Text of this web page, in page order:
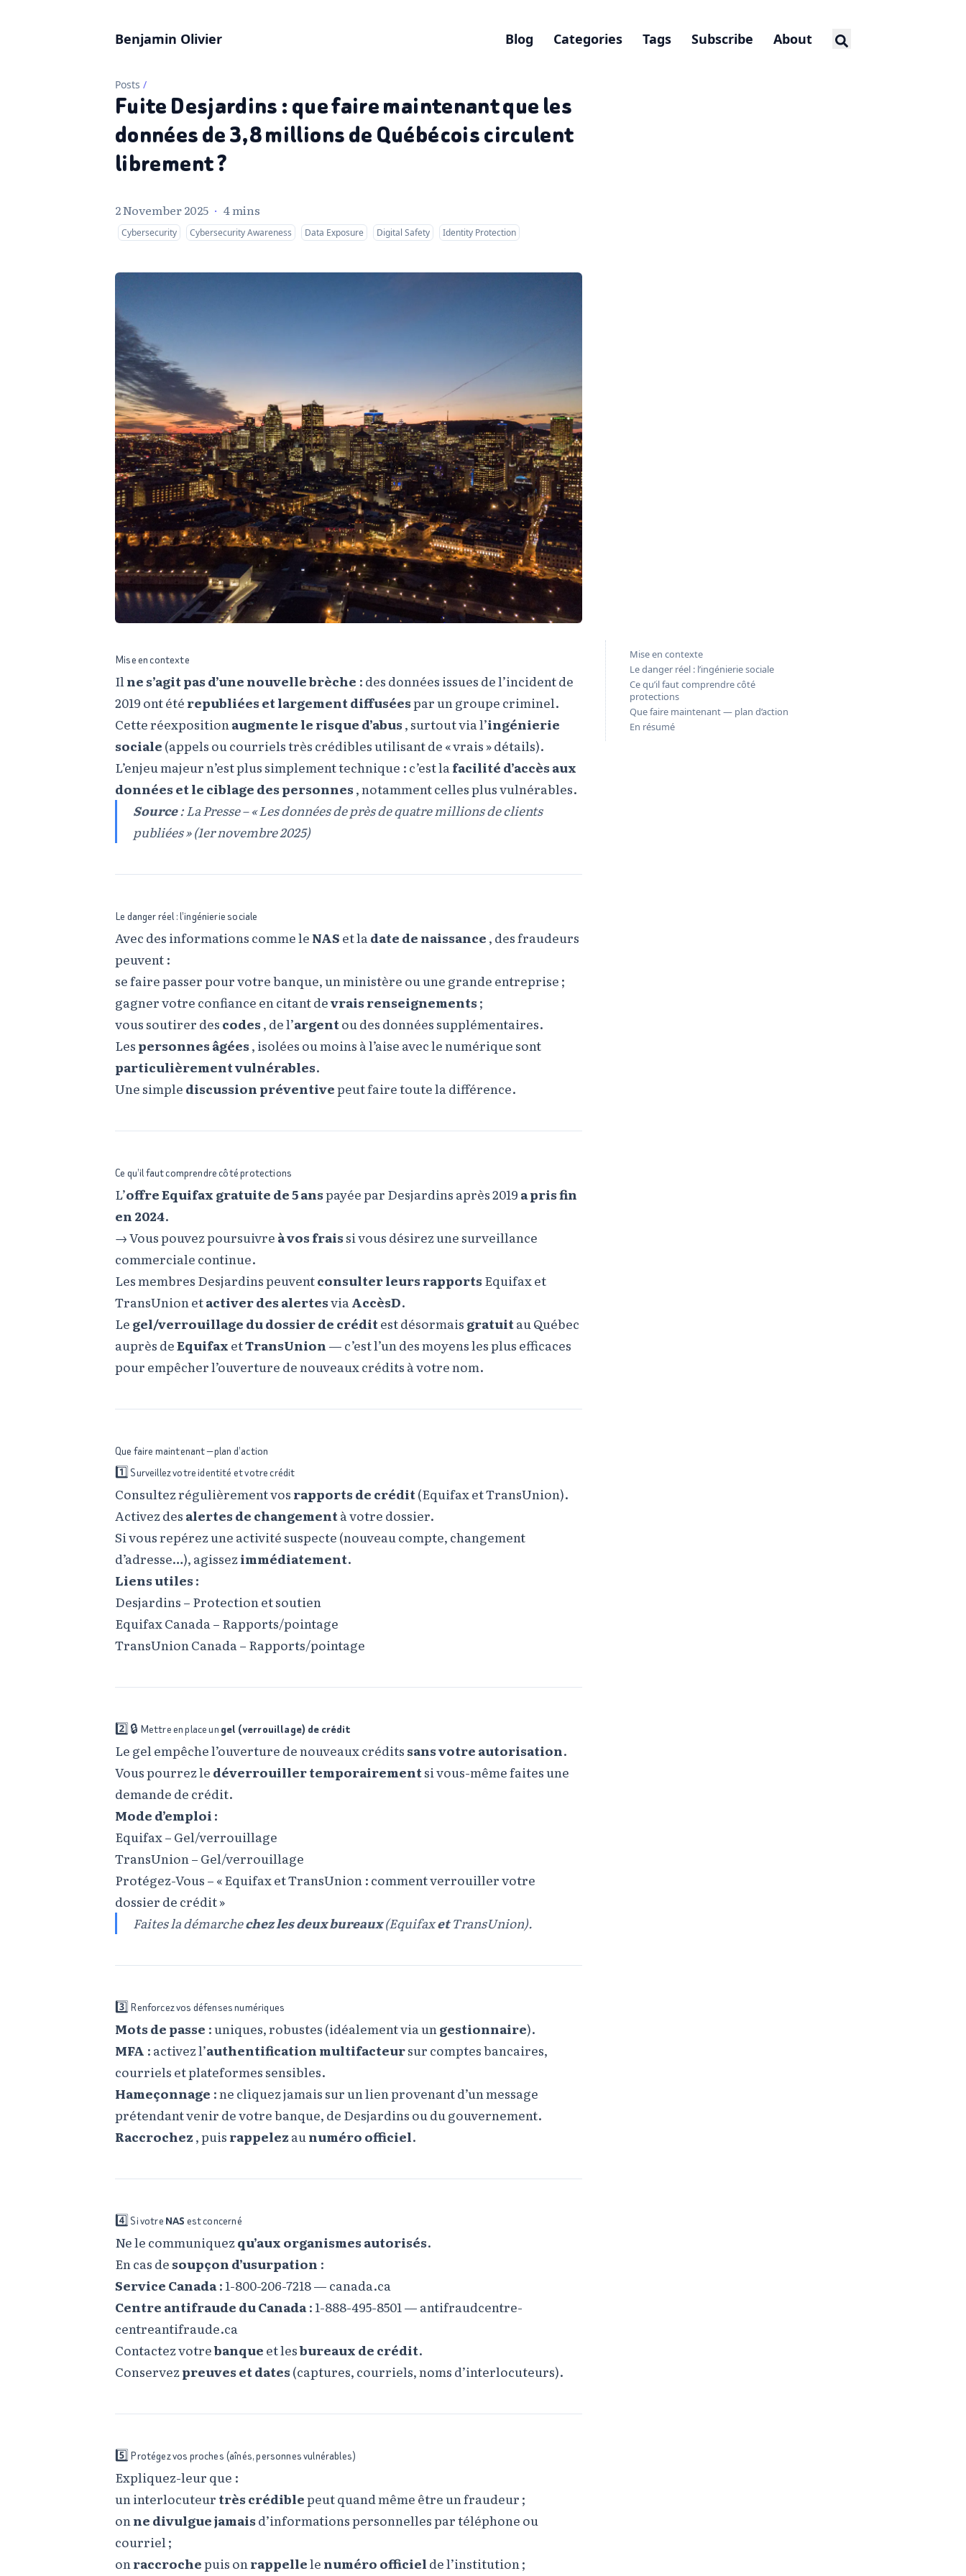
Benjamin Olivier Blog Categories Tags Subscribe About
Posts /
Fuite Desjardins : que faire maintenant que les
données de 3,8 millions de Québécois circulent
librement ?
2 November 2025 · 4 mins
Cybersecurity Cybersecurity Awareness Data Exposure Digital Safety Identity Protection
Mise en contexte
Le danger réel : l’ingénierie sociale
Ce qu’il faut comprendre côté
protections
Que faire maintenant — plan d’action
En résumé
Mise en contexte
Il ne s’agit pas d’une nouvelle brèche : des données issues de l’incident de
2019 ont été republiées et largement diffuséespar un groupe criminel.
Cette réexposition augmente le risque d’abus , surtout via l’ingénierie
sociale (appels ou courriels très crédibles utilisant de « vrais » détails).
L’enjeu majeur n’est plus simplement technique : c’est la facilité d’accès aux
données et le ciblage des personnes , notamment celles plus vulnérables.
Source: La Presse – « Les données de près de quatre millions de clients
publiées » (1er novembre 2025)
Le danger réel : l’ingénierie sociale
Avec des informations comme le NAS et la date de naissance , des fraudeurs
peuvent :
se faire passer pour votre banque, un ministère ou une grande entreprise ;
gagner votre confiance en citant devrais renseignements ;
vous soutirer des codes , de l’argentou des données supplémentaires.
Les personnes âgées , isolées ou moins à l’aise avec le numérique sont
particulièrement vulnérables.
Une simple discussion préventivepeut faire toute la différence.
Ce qu’il faut comprendre côté protections
L’offre Equifax gratuite de 5 anspayée par Desjardins après 2019 a pris fin
en 2024.
→ Vous pouvez poursuivre à vos fraissi vous désirez une surveillance
commerciale continue.
Les membres Desjardins peuventconsulter leurs rapports Equifax et
TransUnion etactiver des alertesvia AccèsD.
Le gel/verrouillage du dossier de créditest désormais gratuitau Québec
auprès deEquifax etTransUnion — c’est l’un des moyens les plus efficaces
pour empêcher l’ouverture de nouveaux crédits à votre nom.
Que faire maintenant — plan d’action
1️⃣ Surveillez votre identité et votre crédit
Consultez régulièrement vos rapports de crédit(Equifax et TransUnion).
Activez des alertes de changementà votre dossier.
Si vous repérez une activité suspecte (nouveau compte, changement
d’adresse…), agissezimmédiatement.
Liens utiles :
Desjardins – Protection et soutien
Equifax Canada – Rapports/pointage
TransUnion Canada – Rapports/pointage
2️⃣ 🔒 Mettre en place un gel (verrouillage) de crédit
Le gel empêche l’ouverture de nouveaux crédits sans votre autorisation.
Vous pourrez le déverrouiller temporairementsi vous-même faites une
demande de crédit.
Mode d’emploi :
Equifax – Gel/verrouillage
TransUnion – Gel/verrouillage
Protégez-Vous – « Equifax et TransUnion : comment verrouiller votre
dossier de crédit »
Faites la démarchechez les deux bureaux(EquifaxetTransUnion).
3️⃣ Renforcez vos défenses numériques
Mots de passe : uniques, robustes (idéalement via un gestionnaire).
MFA : activez l’authentification multifacteursur comptes bancaires,
courriels et plateformes sensibles.
Hameçonnage : ne cliquez jamais sur un lien provenant d’un message
prétendant venir de votre banque, de Desjardins ou du gouvernement.
Raccrochez , puis rappelez au numéro officiel.
4️⃣ Si votre NAS est concerné
Ne le communiquezqu’aux organismes autorisés.
En cas de soupçon d’usurpation :
Service Canada: 1-800-206-7218 — canada.ca
Centre antifraude du Canada: 1-888-495-8501 — antifraudcentre-
centreantifraude.ca
Contactez votrebanque et lesbureaux de crédit.
Conservezpreuves et dates (captures, courriels, noms d’interlocuteurs).
5️⃣ Protégez vos proches (aînés, personnes vulnérables)
Expliquez-leur que :
un interlocuteur très crédiblepeut quand même être un fraudeur ;
on ne divulgue jamais d’informations personnelles par téléphone ou
courriel ;
on raccrochepuis on rappellele numéro officiel de l’institution ;